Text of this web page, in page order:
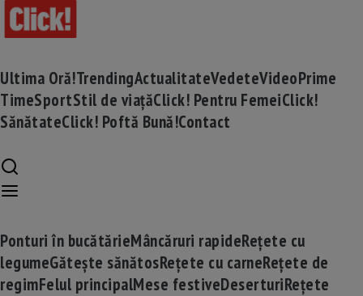
Ultima Oră!TrendingActualitateVedeteVideoPrime
TimeSportStil de viațăClick! Pentru FemeiClick!
SănătateClick! Poftă Bună!Contact
Ponturi în bucătărieMâncăruri rapideRețete cu
legumeGătește sănătosRețete cu carneRețete de
regimFelul principalMese festiveDeserturiRețete